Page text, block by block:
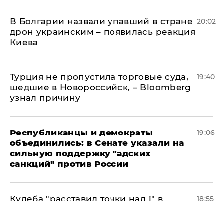
В Болгарии назвали упавший в стране
дрон украинским – появилась реакция
Киева
20:02
Турция не пропустила торговые суда,
шедшие в Новороссийск, – Bloomberg
узнал причину
19:40
Республиканцы и демократы
объединились: в Сенате указали на
сильную поддержку "адских
санкций" против России
19:06
Кулеба "расставил точки над і" в
18:55